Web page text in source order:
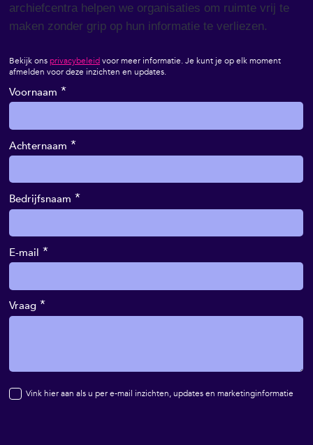
archiefcentra helpen we organisaties om ruimte vrij te
maken zonder grip op hun informatie te verliezen.